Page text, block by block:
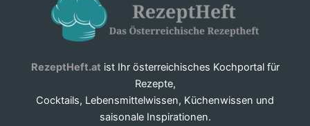
RezeptHeft.at ist Ihr österreichisches Kochportal für
Rezepte,
Cocktails, Lebensmittelwissen, Küchenwissen und
saisonale Inspirationen.